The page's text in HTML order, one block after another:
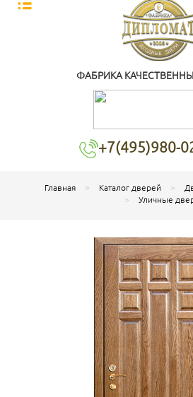
ФАБРИКА
+7(495)980-
Главная Каталог дверей
Уличные